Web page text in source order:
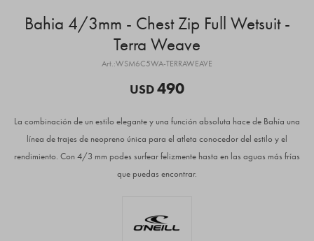
Bahia 4/3mm - Chest Zip Full Wetsuit -
Terra Weave
WSM6C5WA-TERRAWEAVE
USD490
La combinación de un estilo elegante y una función absoluta hace de Bahía una
línea de trajes de neopreno única para el atleta conocedor del estilo y el
rendimiento. Con 4/3 mm podes surfear felizmente hasta en las aguas más frías
que puedas encontrar.